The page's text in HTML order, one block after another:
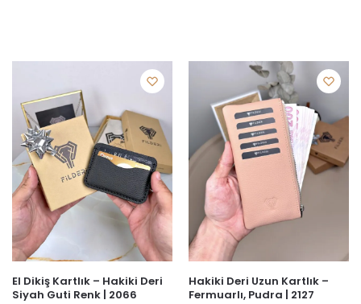
El Dikiş Kartlık – Hakiki Deri
Siyah Guti Renk | 2066
Hakiki Deri Uzun Kartlık –
Fermuarlı, Pudra | 2127